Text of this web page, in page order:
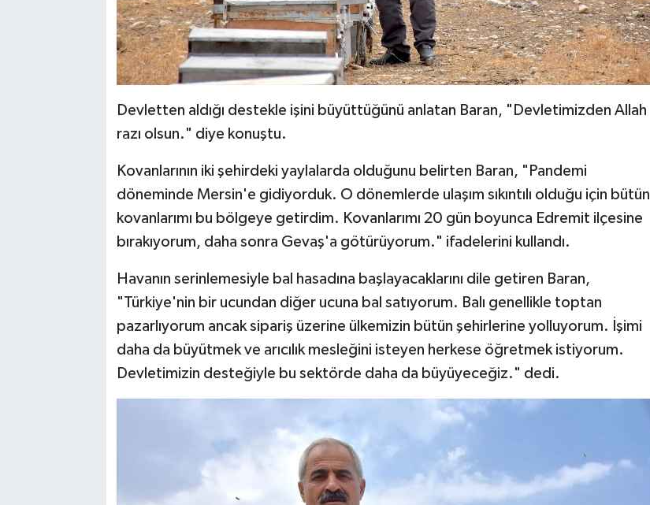
Devletten aldığı destekle işini büyüttüğünü anlatan Baran, "Devletimizden Allah
razı olsun." diye konuştu.
Kovanlarının iki şehirdeki yaylalarda olduğunu belirten Baran, "Pandemi
döneminde Mersin'e gidiyorduk. O dönemlerde ulaşım sıkıntılı olduğu için bütün
kovanlarımı bu bölgeye getirdim. Kovanlarımı 20 gün boyunca Edremit ilçesine
bırakıyorum, daha sonra Gevaş'a götürüyorum." ifadelerini kullandı.
Havanın serinlemesiyle bal hasadına başlayacaklarını dile getiren Baran,
"Türkiye'nin bir ucundan diğer ucuna bal satıyorum. Balı genellikle toptan
pazarlıyorum ancak sipariş üzerine ülkemizin bütün şehirlerine yolluyorum. İşimi
daha da büyütmek ve arıcılık mesleğini isteyen herkese öğretmek istiyorum.
Devletimizin desteğiyle bu sektörde daha da büyüyeceğiz." dedi.